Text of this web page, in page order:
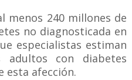
menos 240 millones de
no diagnosticada en
especialistas estiman
con diabetes
esta afección.